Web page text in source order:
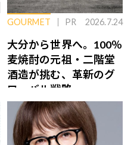
GOURMET PR 2026.7.24
大分から世界へ。100％
麦焼酎の元祖・二階堂
酒造が挑む、革新のグ
ローバル戦略